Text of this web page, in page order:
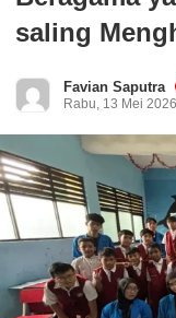
saling
Favian Saputra
Rabu, 13 Mei